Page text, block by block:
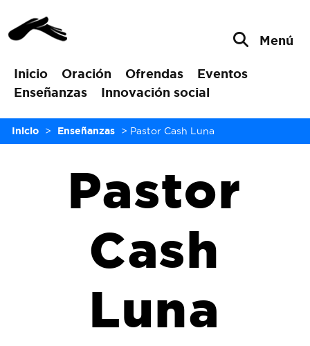
Inicio Oración Ofrendas
Eventos
Enseñanzas
Innovación social
Menú
Inicio > Enseñanzas > Pastor Cash Luna
Pastor
Cash
Luna